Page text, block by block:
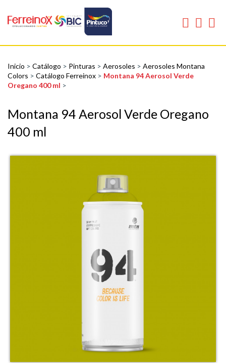
Inicio > Catálogo > Pinturas > Aerosoles > Aerosoles Montana
Colors > Catálogo Ferreinox > Montana 94 Aerosol Verde
Oregano 400 ml >
Montana 94 Aerosol Verde Oregano
400 ml